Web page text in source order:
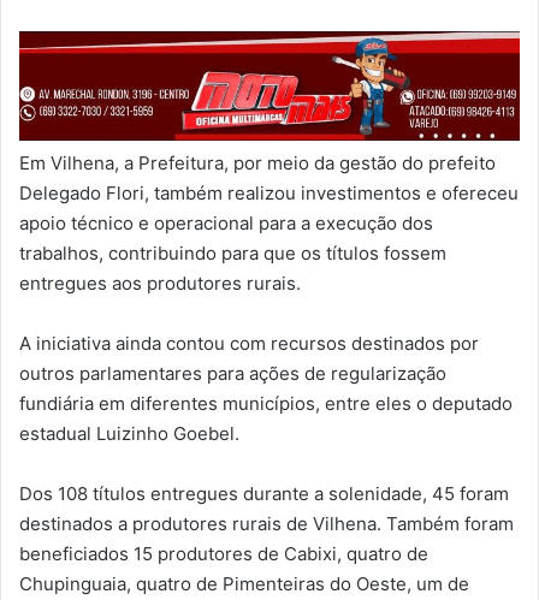
Em Vilhena, a Prefeitura, por meio da gestão do prefeito
Delegado Flori, também realizou investimentos e ofereceu
apoio técnico e operacional para a execução dos
trabalhos, contribuindo para que os títulos fossem
entregues aos produtores rurais.
A iniciativa ainda contou com recursos destinados por
outros parlamentares para ações de regularização
fundiária em diferentes municípios, entre eles o deputado
estadual Luizinho Goebel.
Dos 108 títulos entregues durante a solenidade, 45 foram
destinados a produtores rurais de Vilhena. Também foram
beneficiados 15 produtores de Cabixi, quatro de
Chupinguaia, quatro de Pimenteiras do Oeste, um de